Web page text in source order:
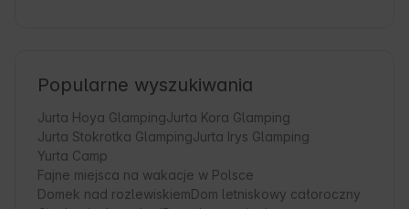
Popularne wyszukiwania
Jurta Hoya GlampingJurta Kora Glamping
Jurta Stokrotka GlampingJurta Irys Glamping
Yurta Camp
Fajne miejsca na wakacje w Polsce
Domek nad rozlewiskiemDom letniskowy całoroczny